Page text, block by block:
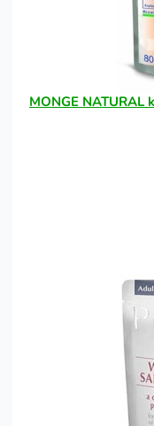
MONGE NATURAL